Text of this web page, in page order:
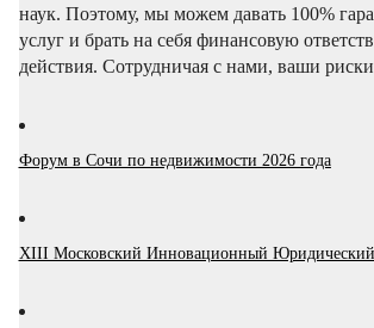
наук. Поэтому, мы можем давать 100%
услуг и брать на себя финансовую
действия. Сотрудничая с нами, ваши
Форум в Сочи по недвижимости 2026 года
XIII Московский Инновационный